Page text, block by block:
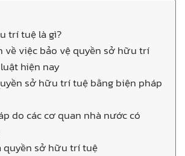
trí tuệ là gì?
về việc bảo vệ quyền sở hữu trí
hiện nay
sở hữu trí tuệ bằng biện pháp
do các cơ quan nhà nước có
quyền sở hữu trí tuệ